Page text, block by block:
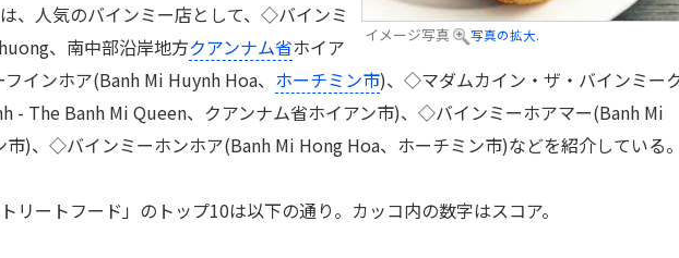
イメージ写真 写真の拡大.
、人気のバインミー店として、◇バインミ
、南中部沿岸地方クアンナム省ホイア
インホア(Banh Mi Huynh Hoa、 ホーチミン市)、◇マダムカイン・ザ・バインミー
- The Banh Mi Queen、クアンナム省ホイアン市)、◇バインミーホアマー(Banh Mi
市)、◇バインミーホンホア(Banh Mi Hong Hoa、ホーチミン市)などを紹介している
リートフード」のトップ10は以下の通り。カッコ内の数字はスコア。